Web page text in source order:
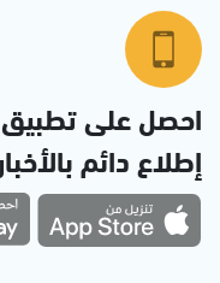
احصل على
إطلاع دائم